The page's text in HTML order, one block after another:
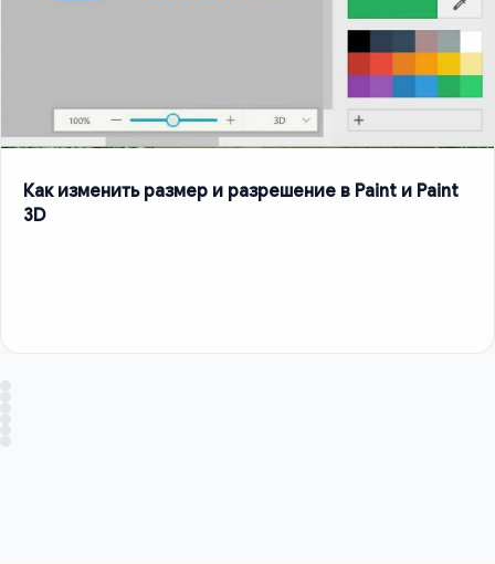
Как изменить размер и разрешение в Paint и Paint
3D